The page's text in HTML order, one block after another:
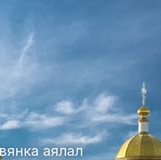
аялал
нислэгтэй аялал